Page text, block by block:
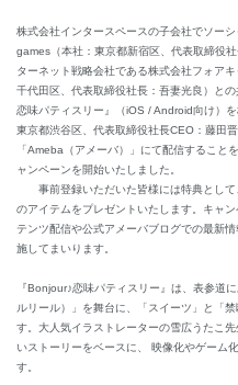
株式会社インタースペースの子会社でソー
games（本社：東京都新宿区、代表取締役
ターネット戦略会社である株式会社フォア
千代田区、代表取締役社長：吾妻光良）と
恋味パティスリー』（iOS / Android向け）
東京都渋谷区、代表取締役社長CEO：藤田
「Ameba（アメーバ）」にて配信すること
ャンペーンを開始いたしました。
事前登録いただいた皆様には特典として
のアイテムをプレゼントいたします。キャ
テンツ配信や公式アメーバブログでの最新
施してまいります。
『Bonjour♪恋味パティスリー』は、表参道
ルリール）」を舞台に、「スイーツ」と「
す。大人気イラストレーターの雪広うたこ
いストーリーをベースに、 映像化やゲーム
す。